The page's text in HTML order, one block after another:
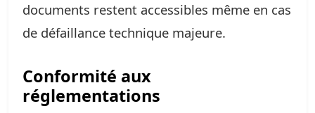
documents restent accessibles même en cas
de défaillance technique majeure.
Conformité aux
réglementations